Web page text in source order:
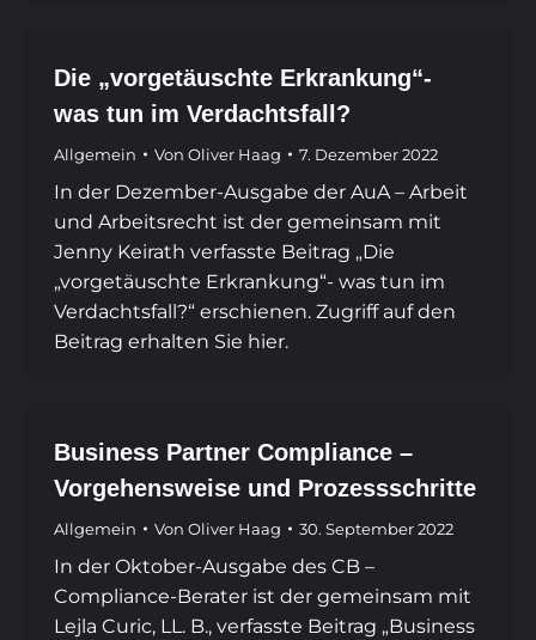
Die „vorgetäuschte Erkrankung“-
was tun im Verdachtsfall?
Allgemein Von Oliver Haag 7. Dezember 2022
In der Dezember-Ausgabe der AuA – Arbeit
und Arbeitsrecht ist der gemeinsam mit
Jenny Keirath verfasste Beitrag „Die
„vorgetäuschte Erkrankung“- was tun im
Verdachtsfall?“ erschienen. Zugriff auf den
Beitrag erhalten Sie hier.
Business Partner Compliance –
Vorgehensweise und Prozessschritte
Allgemein Von Oliver Haag 30. September 2022
In der Oktober-Ausgabe des CB –
Compliance-Berater ist der gemeinsam mit
Lejla Curic, LL. B., verfasste Beitrag „Business